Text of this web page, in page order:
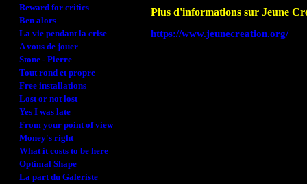
Reward for critics
Ben alors
La vie pendant la crise
A vous de jouer
Stone - Pierre
Tout rond et propre
Free installations
Lost or not lost
Yes I was late
From your point of view
Money's right
What it costs to be here
Optimal Shape
La part du Galeriste
Plus d'informations sur Jeune
https://www.jeunecreation.org/